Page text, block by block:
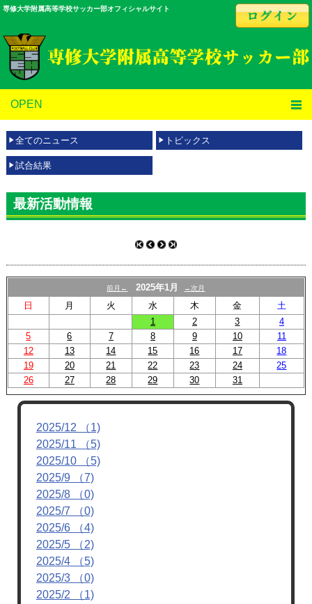
専修大学附属高等学校サッカー部オフィシャルサイト
OPEN
全てのニュース トピックス
試合結果
最新活動情報
前月← 2025年1月 →次月
日 月 火 水 木 金
土
1
2 3
4
5
6 7 8 9 10
11
12
13 14 15 16 17
18
19
20 21 22 23 24
25
26
27 28 29 30 31
2025/12 （1)
2025/11 （5)
2025/10 （5)
2025/9 （7)
2025/8 （0)
2025/7 （0)
2025/6 （4)
2025/5 （2)
2025/4 （5)
2025/3 （0)
2025/2 （1)